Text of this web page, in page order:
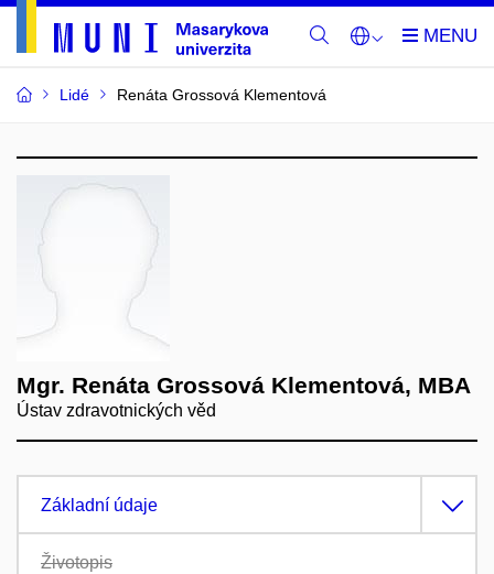
Lidé Renáta Grossová Klementová
Mgr. Renáta Grossová Klementová, MBA
Ústav zdravotnických věd
Základní údaje
Životopis